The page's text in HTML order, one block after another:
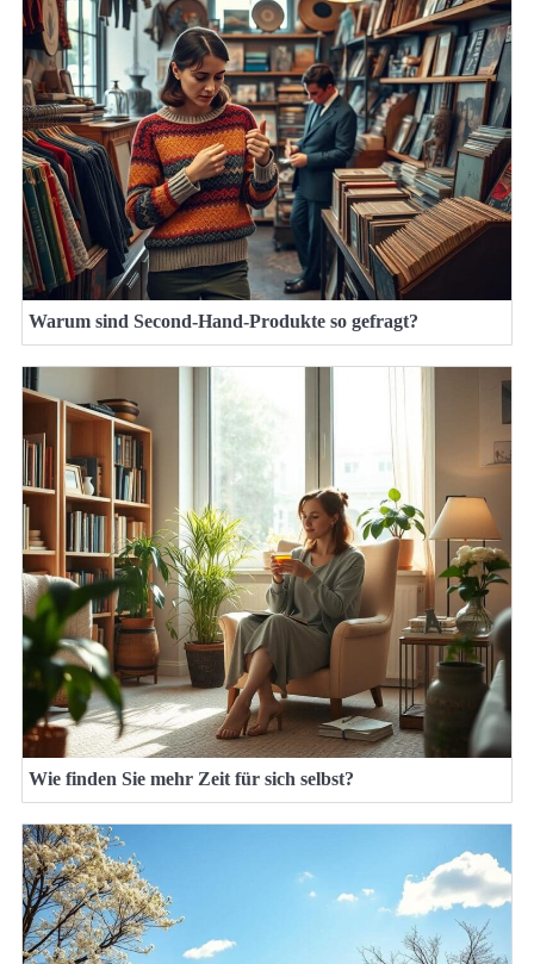
Warum sind Second-Hand-Produkte so gefragt?
Wie finden Sie mehr Zeit für sich selbst?